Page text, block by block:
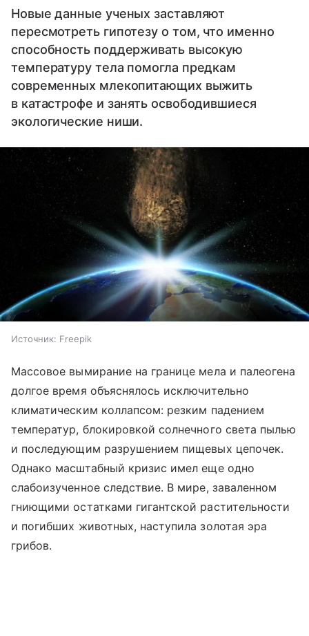
Новые данные ученых заставляют
пересмотреть гипотезу о том, что именно
способность поддерживать высокую
температуру тела помогла предкам
современных млекопитающих выжить
в катастрофе и занять освободившиеся
экологические ниши.
Источник: Freepik
Массовое вымирание на границе мела и палеогена
долгое время объяснялось исключительно
климатическим коллапсом: резким падением
температур, блокировкой солнечного света пылью
и последующим разрушением пищевых цепочек.
Однако масштабный кризис имел еще одно
слабоизученное следствие. В мире, заваленном
гниющими остатками гигантской растительности
и погибших животных, наступила золотая эра
грибов.